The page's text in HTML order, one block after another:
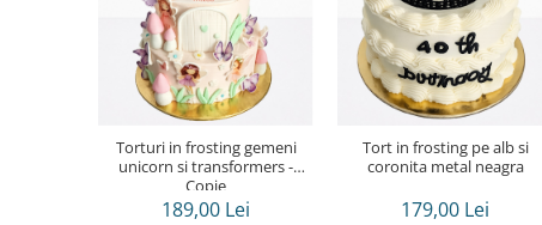
Torturi in frosting- crema pentru
Tortulețe 1.7 kg - 2 kg
Torturi in frosting gemeni
unicorn si transformers -
Copie
189,00 Lei
Tort in frosting pe alb si
coronita metal neagra
179,00 Lei